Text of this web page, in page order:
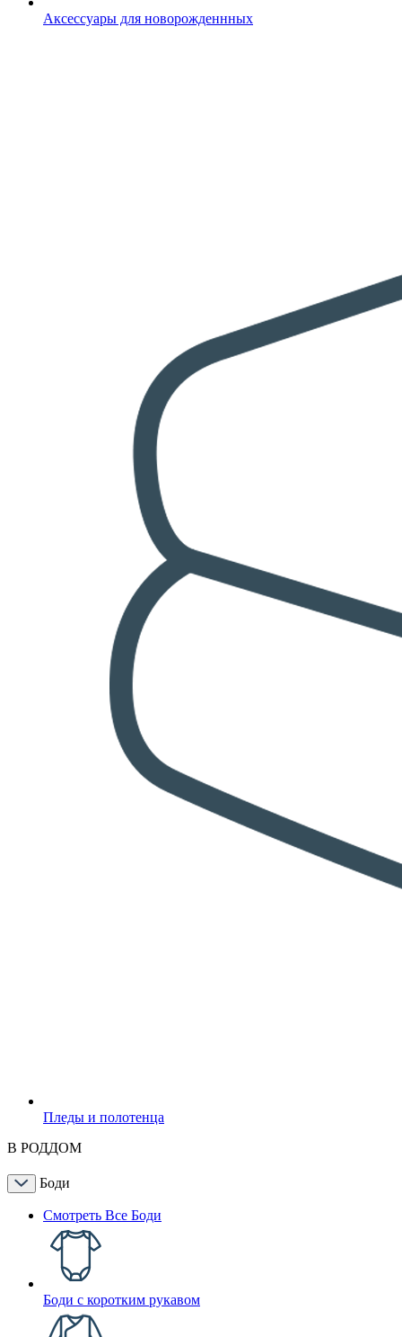
Аксессуары для новорожденнных
Пледы и полотенца
В РОДДОМ
Боди
Смотреть Все Боди
Боди с коротким рукавом